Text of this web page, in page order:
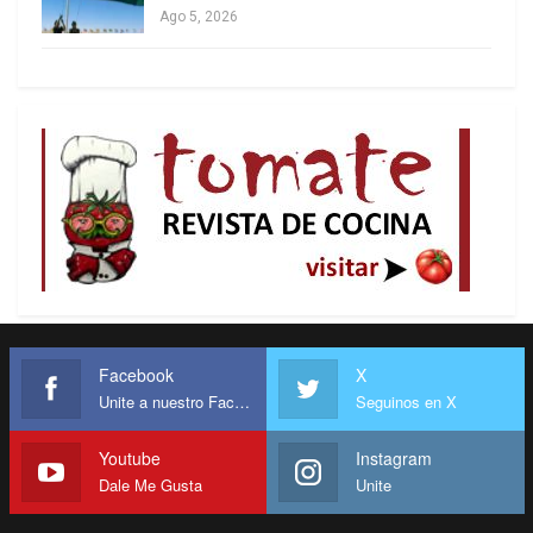
conocimiento tiene valor social y da cierta
más allá de su rentabilidad inmediata, y que el
Estado debe garantizar condiciones mínimas para
que las personas puedan formarse.
}Por eso los ataques contra la universidad son
presupuestarios, pero también simbólicos. Se
sirve”, que las carreras son inútiles si no producen
alta rentabilidad, y que cualquier expectativa de
estabilidad colectiva pertenece a un pasado
obsoleto.
Ago 5, 2026
Facebook
Unite a nuestro Facebook
X
Seguinos en X
Youtube
Dale Me Gusta
Instagram
Unite